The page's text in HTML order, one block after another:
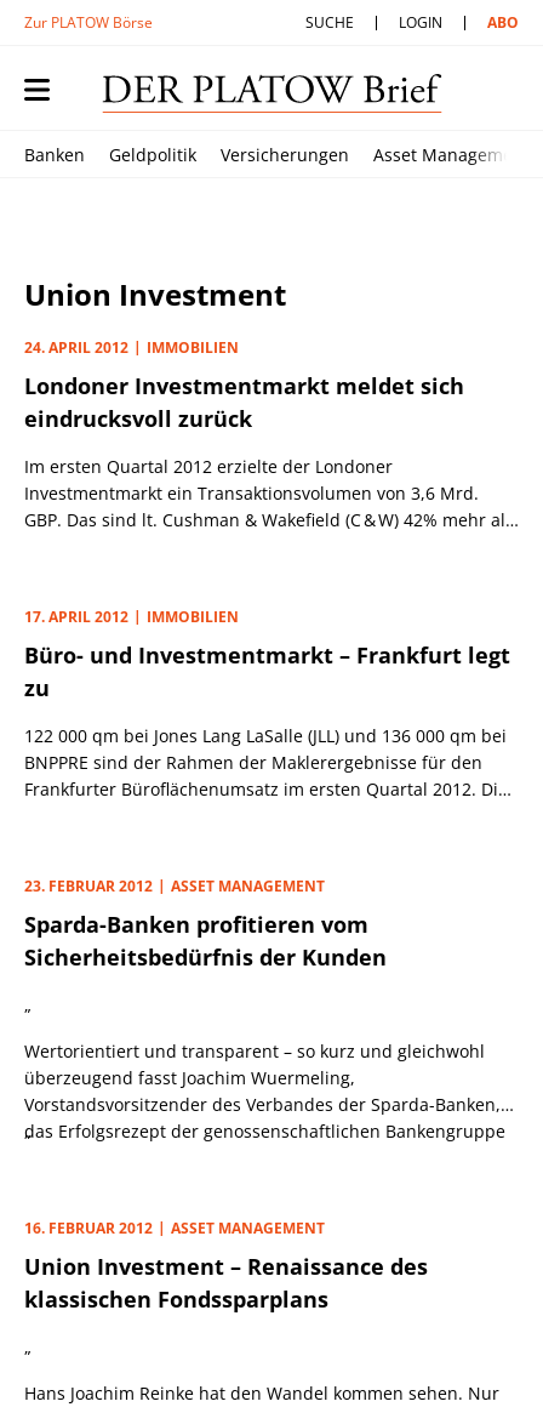
Zur PLATOW Börse SUCHE LOGIN ABO
Banken Geldpolitik Versicherungen Asset Management
Union Investment
24. APRIL 2012 IMMOBILIEN
Londoner Investmentmarkt meldet sich
eindrucksvoll zurück
Im ersten Quartal 2012 erzielte der Londoner
Investmentmarkt ein Transaktionsvolumen von 3,6 Mrd.
GBP. Das sind lt. Cushman & Wakefield (C & W) 42% mehr als
17. APRIL 2012 IMMOBILIEN
Büro- und Investmentmarkt – Frankfurt legt
zu
122 000 qm bei Jones Lang LaSalle (JLL) und 136 000 qm bei
BNPPRE sind der Rahmen der Maklerergebnisse für den
Frankfurter Büroflächenumsatz im ersten Quartal 2012. Die
23. FEBRUAR 2012 ASSET MANAGEMENT
Sparda-Banken profitieren vom
Sicherheitsbedürfnis der Kunden
„
Wertorientiert und transparent – so kurz und gleichwohl
überzeugend fasst Joachim Wuermeling,
Vorstandsvorsitzender des Verbandes der Sparda-Banken,
das Erfolgsrezept der genossenschaftlichen Bankengruppe
weiter.
„
16. FEBRUAR 2012 ASSET MANAGEMENT
Union Investment – Renaissance des
klassischen Fondssparplans
„
Hans Joachim Reinke hat den Wandel kommen sehen. Nur